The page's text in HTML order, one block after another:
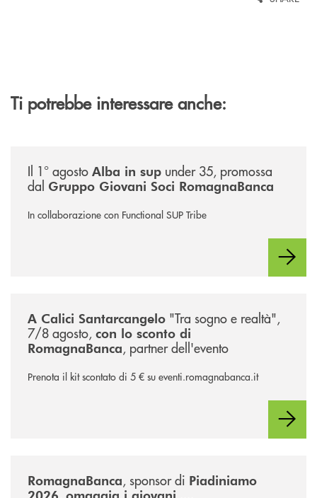
Ti potrebbe interessare anche:
Il 1° agosto Alba in sup under 35, promossa
dal Gruppo Giovani Soci RomagnaBanca
In collaborazione con Functional SUP Tribe
A Calici Santarcangelo "Tra sogno e realtà",
7/8 agosto, con lo sconto di
RomagnaBanca, partner dell'evento
Prenota il kit scontato di 5 € su eventi.romagnabanca.it
RomagnaBanca, sponsor di Piadiniamo